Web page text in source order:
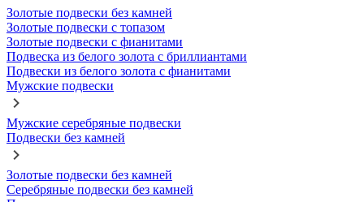
Золотые подвески без камней
Золотые подвески с топазом
Золотые подвески с фианитами
Подвеска из белого золота с бриллиантами
Подвески из белого золота с фианитами
Мужские подвески
Мужские серебряные подвески
Подвески без камней
Золотые подвески без камней
Серебряные подвески без камней